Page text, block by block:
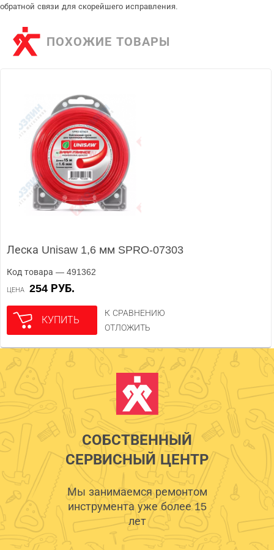
обратной связи для скорейшего исправления.
ПОХОЖИЕ ТОВАРЫ
Леска Unisaw 1,6 мм SPRO-07303
Код товара — 491362
ЦЕНА 254 РУБ.
КУПИТЬ
К СРАВНЕНИЮ
ОТЛОЖИТЬ
СОБСТВЕННЫЙ
СЕРВИСНЫЙ ЦЕНТР
Мы занимаемся ремонтом
инструмента уже более 15
лет